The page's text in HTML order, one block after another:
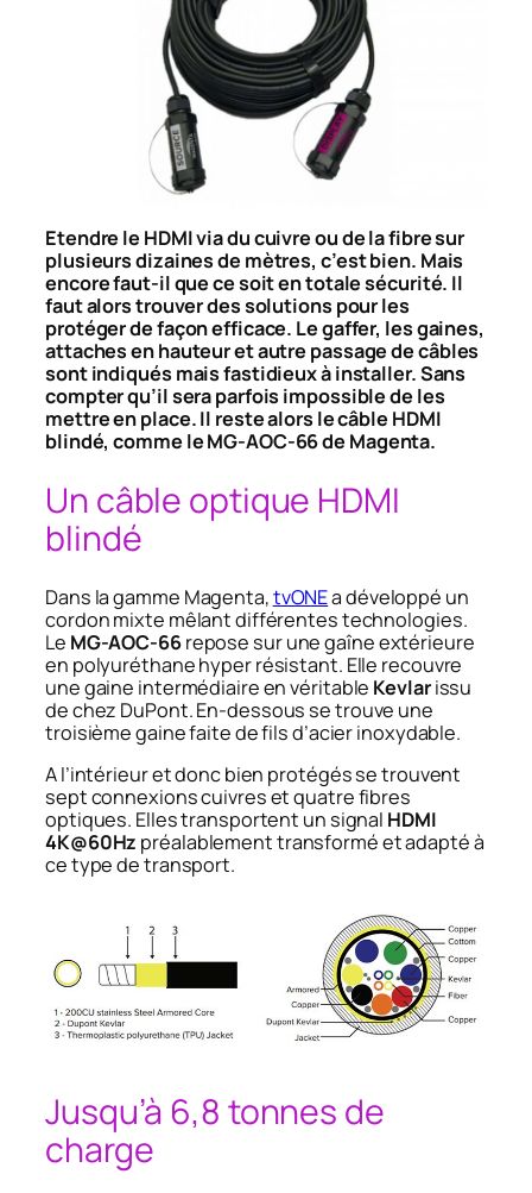
Etendre le HDMI via du cuivre ou de la fibre sur
plusieurs dizaines de mètres, c’est bien. Mais
encore faut-il que ce soit en totale sécurité. Il
faut alors trouver des solutions pour les
protéger de façon efficace. Le gaffer, les gaines,
attaches en hauteur et autre passage de câbles
sont indiqués mais fastidieux à installer. Sans
compter qu’il sera parfois impossible de les
mettre en place. Il reste alors le câble HDMI
blindé, comme le MG-AOC-66 de Magenta.
Un câble optique HDMI
blindé
Dans la gamme Magenta,tvONEa développé un
cordon mixte mêlant différentes technologies.
Le MG-AOC-66repose sur une gaîne extérieure
en polyuréthane hyper résistant. Elle recouvre
une gaine intermédiaire en véritable Kevlarissu
de chez DuPont. En-dessous se trouve une
troisième gaine faite de fils d’acier inoxydable.
A l’intérieur et donc bien protégés se trouvent
sept connexions cuivres et quatre fibres
optiques. Elles transportent un signal HDMI
4K@60Hz préalablement transformé et adapté à
ce type de transport.
Jusqu’à 6,8 tonnes de
charge